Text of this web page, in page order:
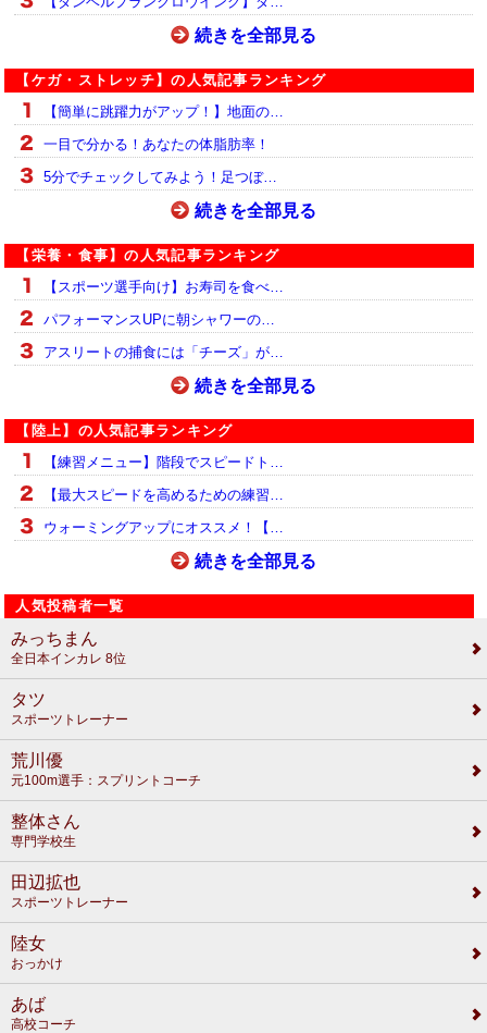
続きを全部見る
【ケガ・ストレッチ】の人気記事ランキング
【簡単に跳躍力がアップ！】地面の…
一目で分かる！あなたの体脂肪率！
5分でチェックしてみよう！足つぼ…
続きを全部見る
【栄養・食事】の人気記事ランキング
【スポーツ選手向け】お寿司を食べ…
パフォーマンスUPに朝シャワーの…
アスリートの捕食には「チーズ」が…
続きを全部見る
【陸上】の人気記事ランキング
【練習メニュー】階段でスピードト…
【最大スピードを高めるための練習…
ウォーミングアップにオススメ！【…
続きを全部見る
人気投稿者一覧
みっちまん
全日本インカレ 8位
タツ
スポーツトレーナー
荒川優
元100m選手：スプリントコーチ
整体さん
専門学校生
田辺拡也
スポーツトレーナー
陸女
おっかけ
あば
高校コーチ